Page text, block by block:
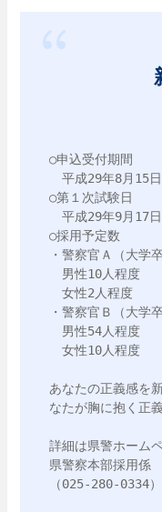
○申込受付期間
平成29年8月15
○第１次試験日
平成29年9月17日
○採用予定数
・警察官Ａ（大学
男性10人程度
女性2人程度
・警察官Ｂ（大学
男性54人程度
女性10人程度
あなたの正義感を
なたが胸に抱く正
詳細は県警ホームペ
県警察本部採用係
（025-280-0334）